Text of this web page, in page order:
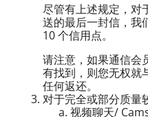
尽管有上述规定，对
送的最后一封信，我
10 个信用点。
请注意，如果通信会
有找到，则您无权就
任何返还。
对于完全或部分质量
视频聊天/